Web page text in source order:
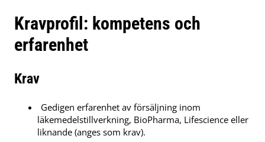
Kravprofil: kompetens och
erfarenhet
Krav
Gedigen erfarenhet av försäljning inom
läkemedelstillverkning, BioPharma, Lifescience eller
liknande (anges som krav).